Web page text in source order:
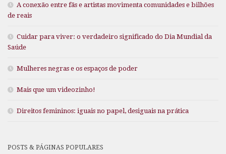
A conexão entre fãs e artistas movimenta comunidades e bilhões
de reais
Cuidar para viver: o verdadeiro significado do Dia Mundial da
Saúde
Mulheres negras e os espaços de poder
Mais que um videozinho!
Direitos femininos: iguais no papel, desiguais na prática
POSTS & PÁGINAS POPULARES